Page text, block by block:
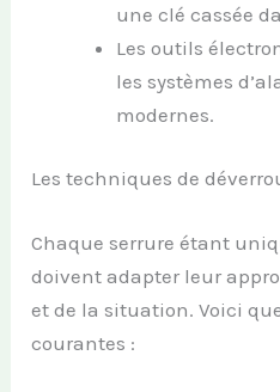
une clé cassée
Les outils
les systèmes
modernes.
Les techniques de
Chaque serrure étant
doivent adapter leur
et de la situation. Voici
courantes :